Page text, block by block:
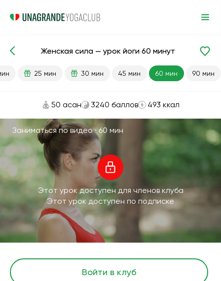
Готовые уроки Секс
Женская сила — урок йоги 60 минут
25 мин 30 мин 45 мин 60 мин 90 мин
50 асан 3240 баллов 493 ккал
Заниматься по видео ·60 мин
Этот урок доступен для членов клуба
Этот урок доступен по подписке
Войти в клуб